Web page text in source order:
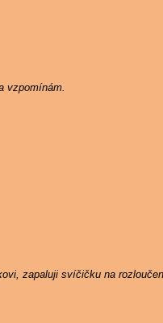
vzpomínám.
zapaluji svíčičku na